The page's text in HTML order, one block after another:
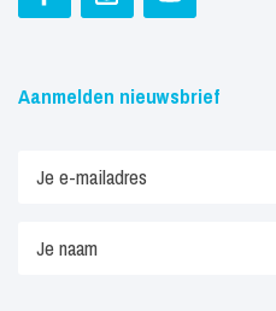
Aanmelden nieuwsbrief